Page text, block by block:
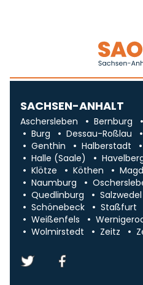
SACHSEN-ANHALT
Aschersleben Bernburg
Burg
Dessau-Roßlau
Genthin
Halberstadt
Halle (Saale)
Klötze
Köthen
Naumburg
Quedlinburg
Salzwedel
Schönebeck
Staßfurt
Weißenfels
Wolmirstedt
Zeitz